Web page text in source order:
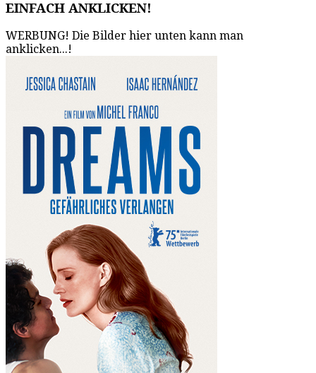
EINFACH ANKLICKEN!
WERBUNG! Die Bilder hier unten kann man
anklicken...!